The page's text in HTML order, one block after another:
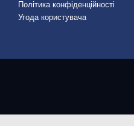
Політика конфіденційності
Угода користувача